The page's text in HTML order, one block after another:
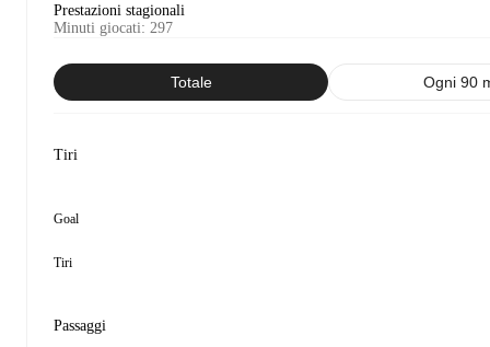
Prestazioni stagionali
Minuti giocati: 297
Totale Ogni 90
Tiri
Goal
Tiri
Passaggi